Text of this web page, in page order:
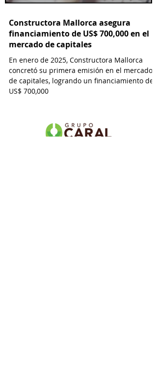
Constructora Mallorca asegura
financiamiento de US$ 700,000 en el
mercado de capitales
En enero de 2025, Constructora Mallorca
concretó su primera emisión en el mercado
de capitales, logrando un financiamiento de
US$ 700,000